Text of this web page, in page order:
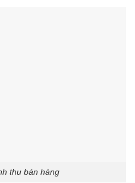
thu bán hàng